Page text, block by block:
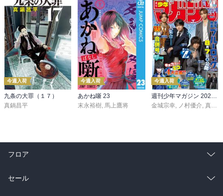
今週入荷
九条の大罪（１７）
真鍋昌平
今週入荷
あかね噺 23
末永裕樹, 馬上鷹将
今週入荷
週刊少年マガジン 2026年36・37号[2026年8月5日発売]
金城宗幸, ノ村優介, 真島ヒロ
フロア
総合
セール